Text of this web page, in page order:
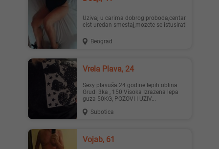
Uzivaj u carima dobrog proboda,centar
cist uredan smestaj,mozete se istusirati
Beograd
Vrela Plava, 24
Sexy plavuša 24 godine lepih oblina
Grudi 3ka , 150 Visoka Izrazena lepa
guza 50KG, POZOVI I UZIV...
Subotica
Vojab, 61